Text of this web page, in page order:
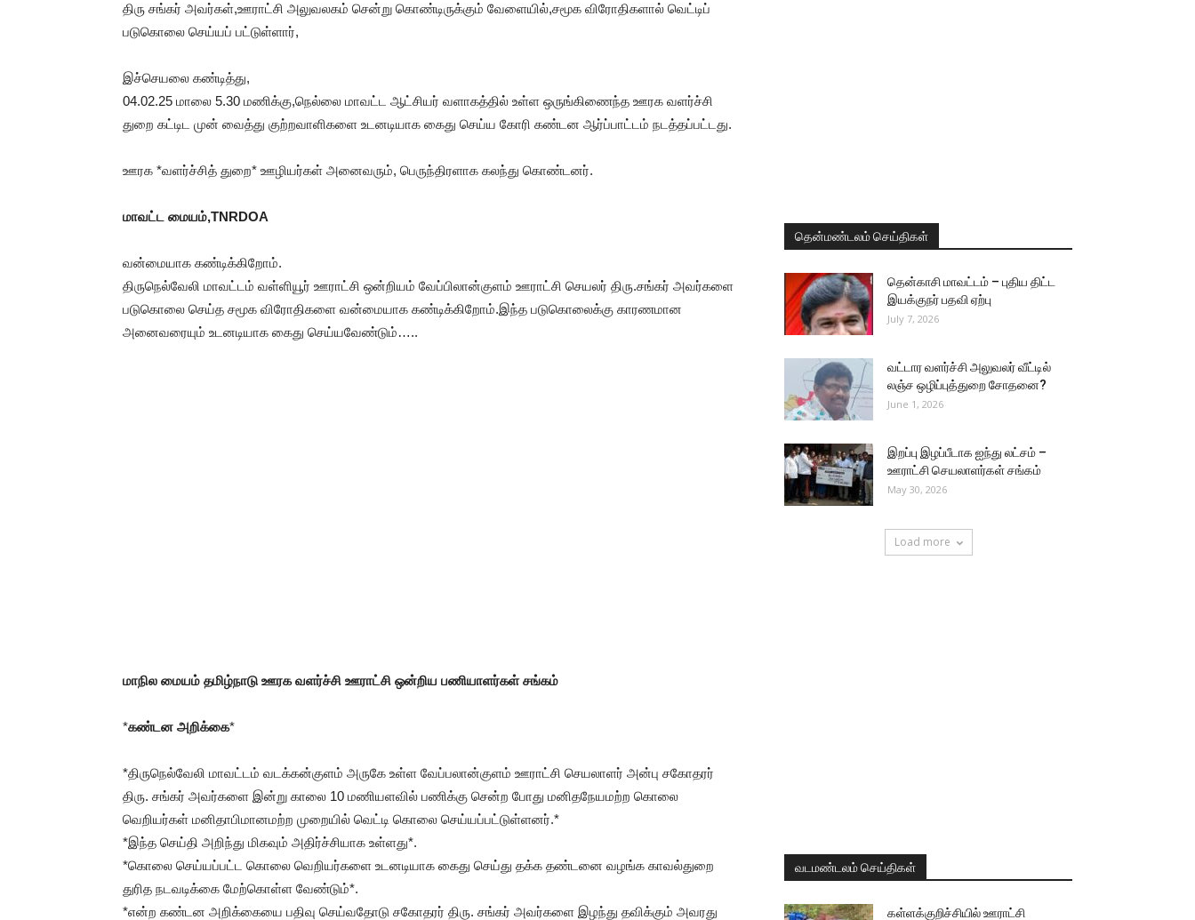
திரு சங்கர் அவர்கள்,ஊராட்சி அலுவலகம் சென்று கொண்டிருக்கும் வேளையில்,சமூக விரோதிகளால் வெட்டிப்
படுகொலை செய்யப் பட்டுள்ளார்,
இச்செயலை கண்டித்து,
04.02.25 மாலை 5.30 மணிக்கு,நெல்லை மாவட்ட ஆட்சியர் வளாகத்தில் உள்ள ஒருங்கிணைந்த ஊரக வளர்ச்சி
துறை கட்டிட முன் வைத்து குற்றவாளிகளை உடனடியாக கைது செய்ய கோரி கண்டன ஆர்ப்பாட்டம் நடத்தப்பட்டது.
ஊரக *வளர்ச்சித் துறை* ஊழியர்கள் அனைவரும், பெருந்திரளாக கலந்து கொண்டனர்.
மாவட்ட மையம்,TNRDOA
வன்மையாக கண்டிக்கிறோம்.
திருநெல்வேலி மாவட்டம் வள்ளியூர் ஊராட்சி ஒன்றியம் வேப்பிலான்குளம் ஊராட்சி செயலர் திரு.சங்கர் அவர்களை
படுகொலை செய்த சமூக விரோதிகளை வன்மையாக கண்டிக்கிறோம்.இந்த படுகொலைக்கு காரணமான
அனைவரையும்‌ உடனடியாக கைது செய்யவேண்டும்…..
மாநில மையம் ‌தமிழ்நாடு ஊரக வளர்ச்சி ஊராட்சி ஒன்றிய பணியாளர்கள் சங்கம்
*கண்டன அறிக்கை*
*திருநெல்வேலி மாவட்டம் வடக்கன்குளம் அருகே உள்ள வேப்பலான்குளம் ஊராட்சி செயலாளர் அன்பு சகோதரர்
திரு. சங்கர் அவர்களை இன்று காலை 10 மணியளவில் பணிக்கு சென்ற போது மனிதநேயமற்ற கொலை
வெறியர்கள் மனிதாபிமானமற்ற முறையில் வெட்டி கொலை செய்யப்பட்டுள்ளனர்.*
*இந்த செய்தி அறிந்து மிகவும் அதிர்ச்சியாக உள்ளது*.
*கொலை செய்யப்பட்ட கொலை வெறியர்களை உடனடியாக கைது செய்து தக்க தண்டனை வழங்க காவல்துறை
துரித நடவடிக்கை மேற்கொள்ள வேண்டும்*.
*என்ற கண்டன அறிக்கையை பதிவு செய்வதோடு சகோதரர் திரு. சங்கர் அவர்களை இழந்து தவிக்கும் அவரது
தென்மண்டலம் செய்திகள்
தென்காசி மாவட்டம் – புதிய திட்ட
இயக்குநர் பதவி ஏற்பு
July 7, 2026
வட்டார வளர்ச்சி அலுவலர் வீட்டில்
லஞ்ச ஒழிப்புத்துறை சோதனை?
June 1, 2026
இறப்பு இழப்பீடாக ஐந்து லட்சம் –
ஊராட்சி செயலாளர்கள் சங்கம்
May 30, 2026
Load more
வடமண்டலம் செய்திகள்
கள்ளக்குறிச்சியில் ஊராட்சி